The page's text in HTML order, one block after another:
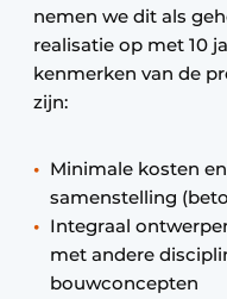
nemen we dit als
realisatie op met 10
kenmerken van de
zijn:
Minimale kosten
samenstelling
Integraal
met andere
bouwconcepten